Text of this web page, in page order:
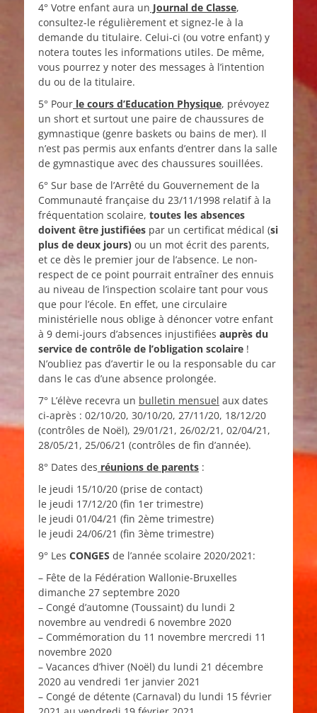
4° Votre enfant aura un Journal de Classe,
consultez-le régulièrement et signez-le à la
demande du titulaire. Celui-ci (ou votre enfant) y
notera toutes les informations utiles. De même,
vous pourrez y noter des messages à l’intention
du ou de la titulaire.
5° Pour le cours d’Education Physique, prévoyez
un short et surtout une paire de chaussures de
gymnastique (genre baskets ou bains de mer). Il
n’est pas permis aux enfants d’entrer dans la salle
de gymnastique avec des chaussures souillées.
6° Sur base de l’Arrêté du Gouvernement de la
Communauté française du 23/11/1998 relatif à la
fréquentation scolaire, toutes les absences
doivent être justifiées par un certificat médical (si
plus de deux jours) ou un mot écrit des parents,
et ce dès le premier jour de l’absence. Le non-
respect de ce point pourrait entraîner des ennuis
au niveau de l’inspection scolaire tant pour vous
que pour l’école. En effet, une circulaire
ministérielle nous oblige à dénoncer votre enfant
à 9 demi-jours d’absences injustifiées auprès du
service de contrôle de l’obligation scolaire !
N’oubliez pas d’avertir le ou la responsable du car
dans le cas d’une absence prolongée.
7° L’élève recevra un bulletin mensuel aux dates
ci-après : 02/10/20, 30/10/20, 27/11/20, 18/12/20
(contrôles de Noël), 29/01/21, 26/02/21, 02/04/21,
28/05/21, 25/06/21 (contrôles de fin d’année).
8° Dates des réunions de parents :
le jeudi 15/10/20 (prise de contact)
le jeudi 17/12/20 (fin 1er trimestre)
le jeudi 01/04/21 (fin 2ème trimestre)
le jeudi 24/06/21 (fin 3ème trimestre)
9° Les CONGES de l’année scolaire 2020/2021:
– Fête de la Fédération Wallonie-Bruxelles
dimanche 27 septembre 2020
– Congé d’automne (Toussaint) du lundi 2
novembre au vendredi 6 novembre 2020
– Commémoration du 11 novembre mercredi 11
novembre 2020
– Vacances d’hiver (Noël) du lundi 21 décembre
2020 au vendredi 1er janvier 2021
– Congé de détente (Carnaval) du lundi 15 février